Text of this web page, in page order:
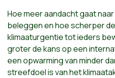
Hoe meer aandacht gaat
beleggen en hoe scherper
klimaaturgentie tot ieders
groter de kans op een
een opwarming van minder
streefdoel is van het